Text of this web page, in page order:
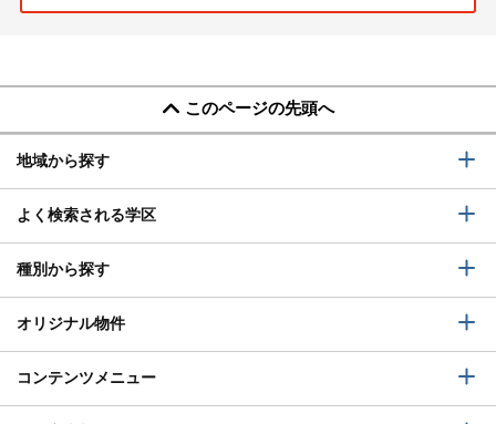
このページの先頭へ
地域から探す
よく検索される学区
種別から探す
オリジナル物件
コンテンツメニュー